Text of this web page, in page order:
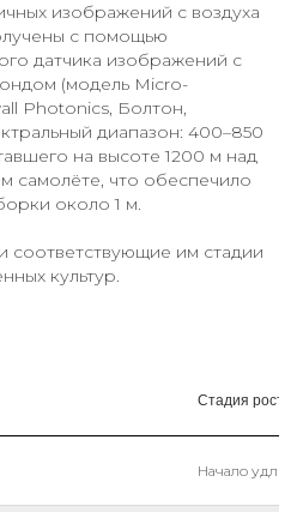
изображений с воздуха
с помощью
датчика изображений с
(модель Micro-
Photonics, Болтон,
диапазон: 400–850
на высоте 1200 м над
самолёте, что обеспечило
около 1 м.
соответствующие им стадии
культур.
Стадия роста
Начало